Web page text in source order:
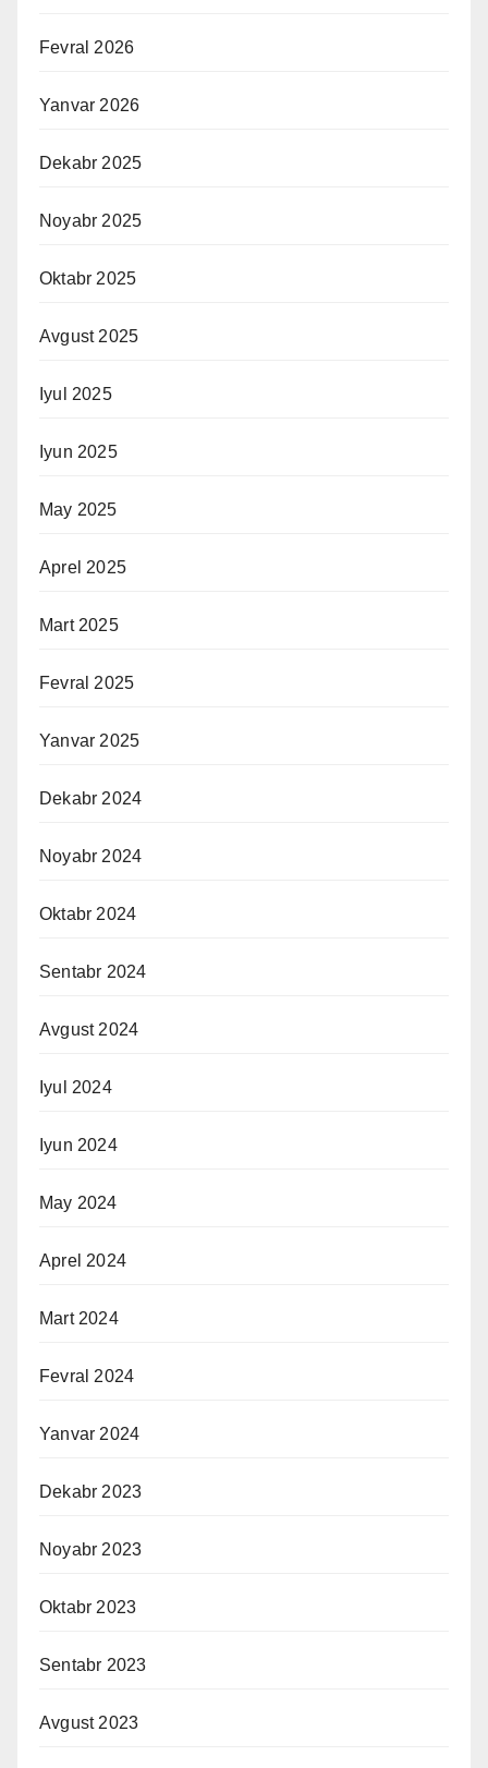
Fevral 2026
Yanvar 2026
Dekabr 2025
Noyabr 2025
Oktabr 2025
Avgust 2025
Iyul 2025
Iyun 2025
May 2025
Aprel 2025
Mart 2025
Fevral 2025
Yanvar 2025
Dekabr 2024
Noyabr 2024
Oktabr 2024
Sentabr 2024
Avgust 2024
Iyul 2024
Iyun 2024
May 2024
Aprel 2024
Mart 2024
Fevral 2024
Yanvar 2024
Dekabr 2023
Noyabr 2023
Oktabr 2023
Sentabr 2023
Avgust 2023